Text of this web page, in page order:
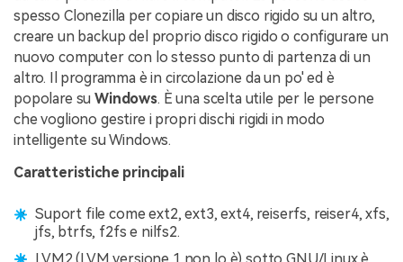
spesso Clonezilla per copiare un disco rigido su un altro,
creare un backup del proprio disco rigido o configurare un
nuovo computer con lo stesso punto di partenza di un
altro. Il programma è in circolazione da un po' ed è
popolare suWindows. È una scelta utile per le persone
che vogliono gestire i propri dischi rigidi in modo
intelligente su Windows.
Caratteristiche principali
Suport file come ext2, ext3, ext4, reiserfs, reiser4, xfs,
jfs, btrfs, f2fs e nilfs2.